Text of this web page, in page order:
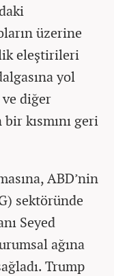
üzerine
eleştirileri
yol
ve diğer
kısmını geri
ABD’nin
sektöründe
Seyed
ağına
Trump